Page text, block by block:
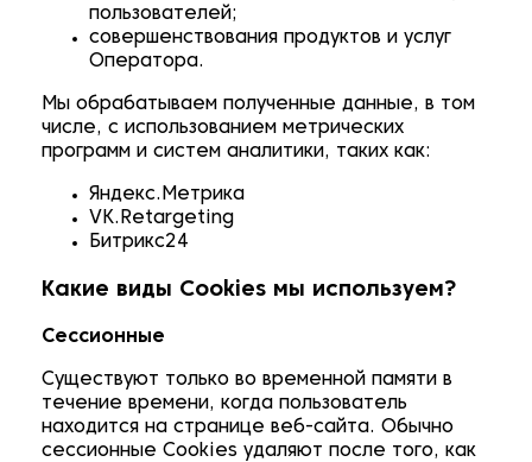
пользователей;
совершенствования продуктов и услуг
Оператора.
Мы обрабатываем полученные данные, в том
числе, с использованием метрических
программ и систем аналитики, таких как:
Яндекс.Метрика
VK.Retargeting
Битрикс24
Какие виды Cookies мы используем?
Сессионные
Существуют только во временной памяти в
течение времени, когда пользователь
находится на странице веб-сайта. Обычно
сессионные Cookies удаляют после того, как